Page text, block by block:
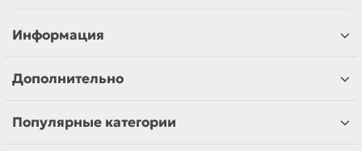
Информация
Дополнительно
Популярные категории